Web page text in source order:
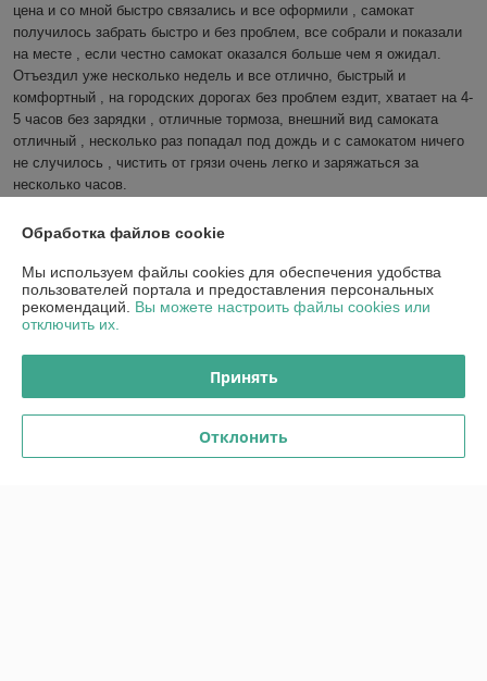
цена и со мной быстро связались и все оформили , самокат
получилось забрать быстро и без проблем, все собрали и показали
на месте , если честно самокат оказался больше чем я ожидал.
Отъездил уже несколько недель и все отлично, быстрый и
комфортный , на городских дорогах без проблем ездит, хватает на 4-
5 часов без зарядки , отличные тормоза, внешний вид самоката
отличный , несколько раз попадал под дождь и с самокатом ничего
не случилось , чистить от грязи очень легко и заряжаться за
несколько часов.
О нас
Обработка файлов cookie
Мы используем файлы cookies для обеспечения удобства
пользователей портала и предоставления персональных
рекомендаций. Вы можете настроить файлы cookies или
отключить их.
Принять
Отклонить